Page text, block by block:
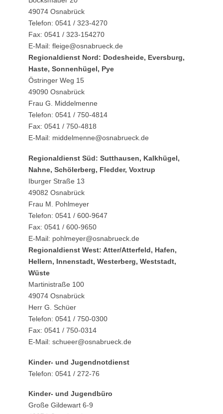
49074 Osnabrück
Telefon: 0541 / 323-4270
Fax: 0541 / 323-154270
E-Mail: fleige@osnabrueck.de
Regionaldienst Nord: Dodesheide, Eversburg,
Haste, Sonnenhügel, Pye
Östringer Weg 15
49090 Osnabrück
Frau G. Middelmenne
Telefon: 0541 / 750-4814
Fax: 0541 / 750-4818
E-Mail: middelmenne@osnabrueck.de
Regionaldienst Süd: Sutthausen, Kalkhügel,
Nahne, Schölerberg, Fledder, Voxtrup
Iburger Straße 13
49082 Osnabrück
Frau M. Pohlmeyer
Telefon: 0541 / 600-9647
Fax: 0541 / 600-9650
E-Mail: pohlmeyer@osnabrueck.de
Regionaldienst West: Atter/Atterfeld, Hafen,
Hellern, Innenstadt, Westerberg, Weststadt,
Wüste
Martinistraße 100
49074 Osnabrück
Herr G. Schüer
Telefon: 0541 / 750-0300
Fax: 0541 / 750-0314
E-Mail: schueer@osnabrueck.de
Kinder- und Jugendnotdienst
Telefon: 0541 / 272-76
Kinder- und Jugendbüro
Große Gildewart 6-9